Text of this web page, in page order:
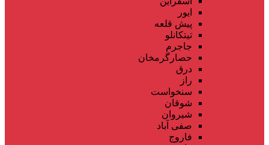
ایور
پیش قلعه
تیتکانلو
جاجرم
حصارگرمخان
درق
راز
سنخواست
شوقان
شیروان
صفی آباد
فاروج